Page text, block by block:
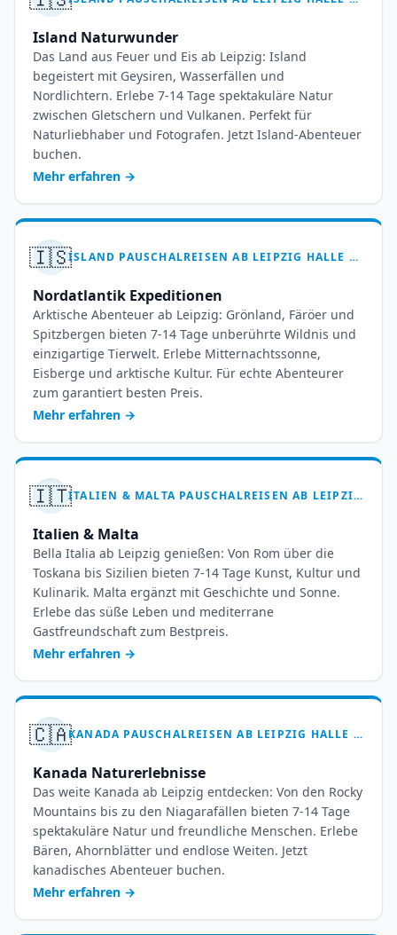
Island Naturwunder
Das Land aus Feuer und Eis ab Leipzig: Island
begeistert mit Geysiren, Wasserfällen und
Nordlichtern. Erlebe 7-14 Tage spektakuläre Natur
zwischen Gletschern und Vulkanen. Perfekt für
Naturliebhaber und Fotografen. Jetzt Island-Abenteuer
buchen.
Mehr erfahren →
🇮🇸 ISLAND PAUSCHALREISEN AB LEIPZIG HALLE – 7-14 TAGE FEUER UND EIS
Nordatlantik Expeditionen
Arktische Abenteuer ab Leipzig: Grönland, Färöer und
Spitzbergen bieten 7-14 Tage unberührte Wildnis und
einzigartige Tierwelt. Erlebe Mitternachtssonne,
Eisberge und arktische Kultur. Für echte Abenteurer
zum garantiert besten Preis.
Mehr erfahren →
🇮🇹 ITALIEN & MALTA PAUSCHALREISEN AB LEIPZIG HALLE – MITTELMEERTRÄUME
Italien & Malta
Bella Italia ab Leipzig genießen: Von Rom über die
Toskana bis Sizilien bieten 7-14 Tage Kunst, Kultur und
Kulinarik. Malta ergänzt mit Geschichte und Sonne.
Erlebe das süße Leben und mediterrane
Gastfreundschaft zum Bestpreis.
Mehr erfahren →
🇨🇦 KANADA PAUSCHALREISEN AB LEIPZIG HALLE – 7 BIS 14 TAGE WILDNIS ERLEBEN
Kanada Naturerlebnisse
Das weite Kanada ab Leipzig entdecken: Von den Rocky
Mountains bis zu den Niagarafällen bieten 7-14 Tage
spektakuläre Natur und freundliche Menschen. Erlebe
Bären, Ahornblätter und endlose Weiten. Jetzt
kanadisches Abenteuer buchen.
Mehr erfahren →